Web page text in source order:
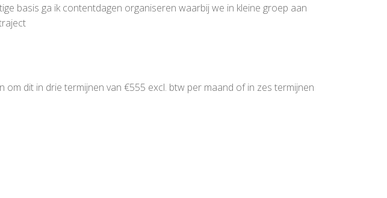
basis ga ik contentdagen organiseren waarbij we in kleine groep aan
dit in drie termijnen van €555 excl. btw per maand of in zes termijnen